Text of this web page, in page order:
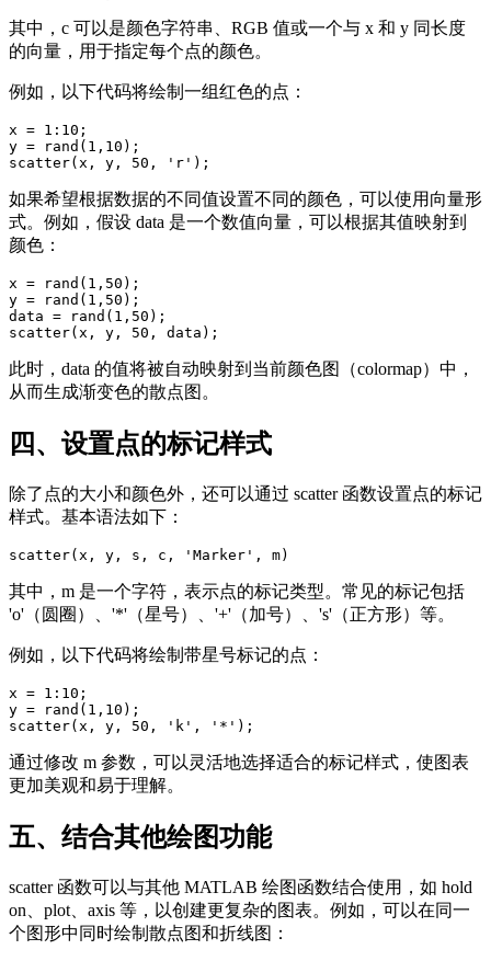
其中，c 可以是颜色字符串、RGB 值或一个与 x 和 y 同长度
的向量，用于指定每个点的颜色。
例如，以下代码将绘制一组红色的点：
x = 1:10;
y = rand(1,10);
scatter(x, y, 50, 'r');
如果希望根据数据的不同值设置不同的颜色，可以使用向量形
式。例如，假设 data 是一个数值向量，可以根据其值映射到
颜色：
x = rand(1,50);
y = rand(1,50);
data = rand(1,50);
scatter(x, y, 50, data);
此时，data 的值将被自动映射到当前颜色图（colormap）中，
从而生成渐变色的散点图。
四、设置点的标记样式
除了点的大小和颜色外，还可以通过 scatter 函数设置点的标记
样式。基本语法如下：
scatter(x, y, s, c, 'Marker', m)
其中，m 是一个字符，表示点的标记类型。常见的标记包括
'o'（圆圈）、'*'（星号）、'+'（加号）、's'（正方形）等。
例如，以下代码将绘制带星号标记的点：
x = 1:10;
y = rand(1,10);
scatter(x, y, 50, 'k', '*');
通过修改 m 参数，可以灵活地选择适合的标记样式，使图表
更加美观和易于理解。
五、结合其他绘图功能
scatter 函数可以与其他 MATLAB 绘图函数结合使用，如 hold
on、plot、axis 等，以创建更复杂的图表。例如，可以在同一
个图形中同时绘制散点图和折线图：